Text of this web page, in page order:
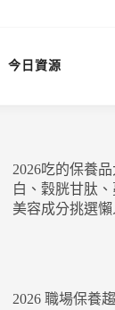
今日資源
2026吃的保養
白、穀胱甘肽
美容成分挑選
2026 職場保養